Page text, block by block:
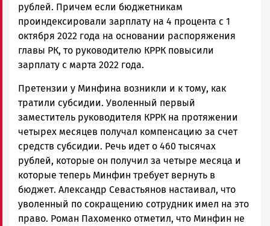
рублей. Причем если бюджетникам
проиндексировали зарплату на 4 процента с 1
октября 2022 года на основании распоряжения
главы РК, то руководителю КРРК повысили
зарплату с марта 2022 года.
Претензии у Минфина возникли и к тому, как
тратили субсидии. Уволенный первый
заместитель руководителя КРРК на протяжении
четырех месяцев получал компенсацию за счет
средств субсидии. Речь идет о 460 тысячах
рублей, которые он получил за четыре месяца и
которые теперь Минфин требует вернуть в
бюджет. Александр Севастьянов настаивал, что
уволенный по сокращению сотрудник имел на это
право. Роман Пахоменко отметил, что Минфин не